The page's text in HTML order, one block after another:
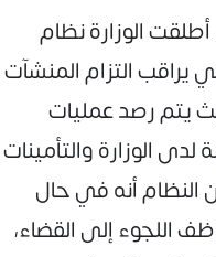
الوزارة نظام
يراقب التزام المنشآت
يتم رصد عمليات
لدى الوزارة والتأمينات
وأكدت المادة 94 من النظام أنه في حال
اللجوء إلى القضاء،